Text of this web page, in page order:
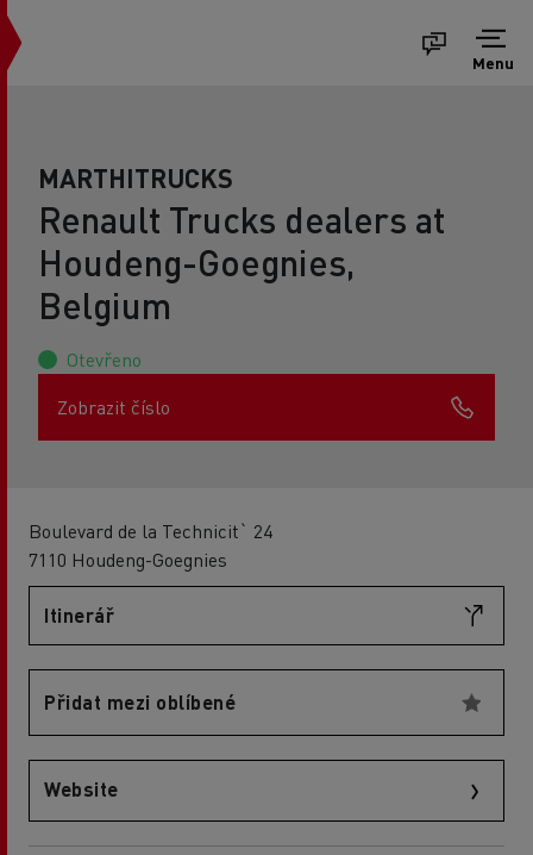
Menu
MARTHITRUCKS
Renault Trucks dealers at
Houdeng-Goegnies,
Belgium
Otevřeno
Zobrazit číslo
Boulevard de la Technicit` 24
7110 Houdeng-Goegnies
Itinerář
Přidat mezi oblíbené
Website